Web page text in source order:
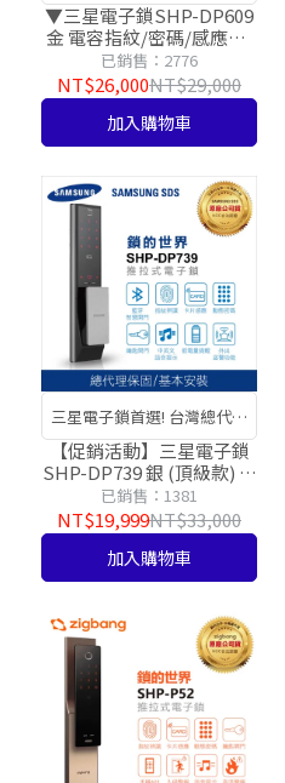
保障！
▼三星電子鎖SHP-DP609
金 電容指紋/密碼/感應卡/
鑰匙/門鈴【台灣總代理公
司貨】
已銷售：2776
NT$26,000NT$29,000
加入購物車
三星電子鎖首選! 台灣總代理
公司貨!
【促銷活動】三星電子鎖
SHP-DP739 銀 (頂級款) 感
應卡/密碼/藍芽APP/指紋/
鑰匙【台灣總代理公司
貨】
已銷售：1381
NT$19,999NT$33,000
加入購物車